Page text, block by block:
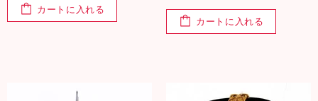
カートに入れる
カートに入れる